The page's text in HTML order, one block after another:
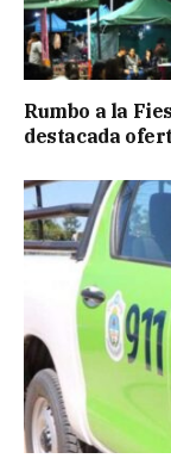
Rumbo a la
destacada